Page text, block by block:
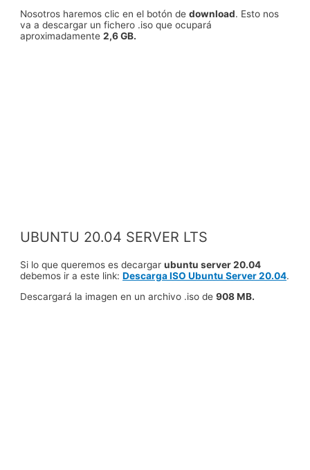
Nosotros haremos clic en el botón dedownload. Esto nos
va a descargar un fichero .iso que ocupará
aproximadamente2,6 GB.
UBUNTU 20.04 SERVER LTS
Si lo que queremos es decargarubuntu server 20.04
debemos ir a este link:Descarga ISO Ubuntu Server 20.04.
Descargará la imagen en un archivo .iso de908 MB.